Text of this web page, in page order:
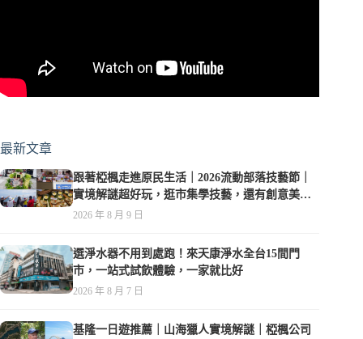
最新文章
跟著椏楓走進原民生活｜2026流動部落技藝節｜
實境解謎超好玩，逛市集學技藝，還有創意美食
可以品嚐
2026 年 8 月 9 日
選淨水器不用到處跑！來天康淨水全台15間門
市，一站式試飲體驗，一家就比好
2026 年 8 月 7 日
基隆一日遊推薦｜山海獵人實境解謎｜椏楓公司